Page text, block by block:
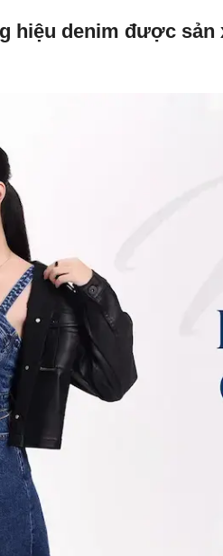
hiệu denim được sản